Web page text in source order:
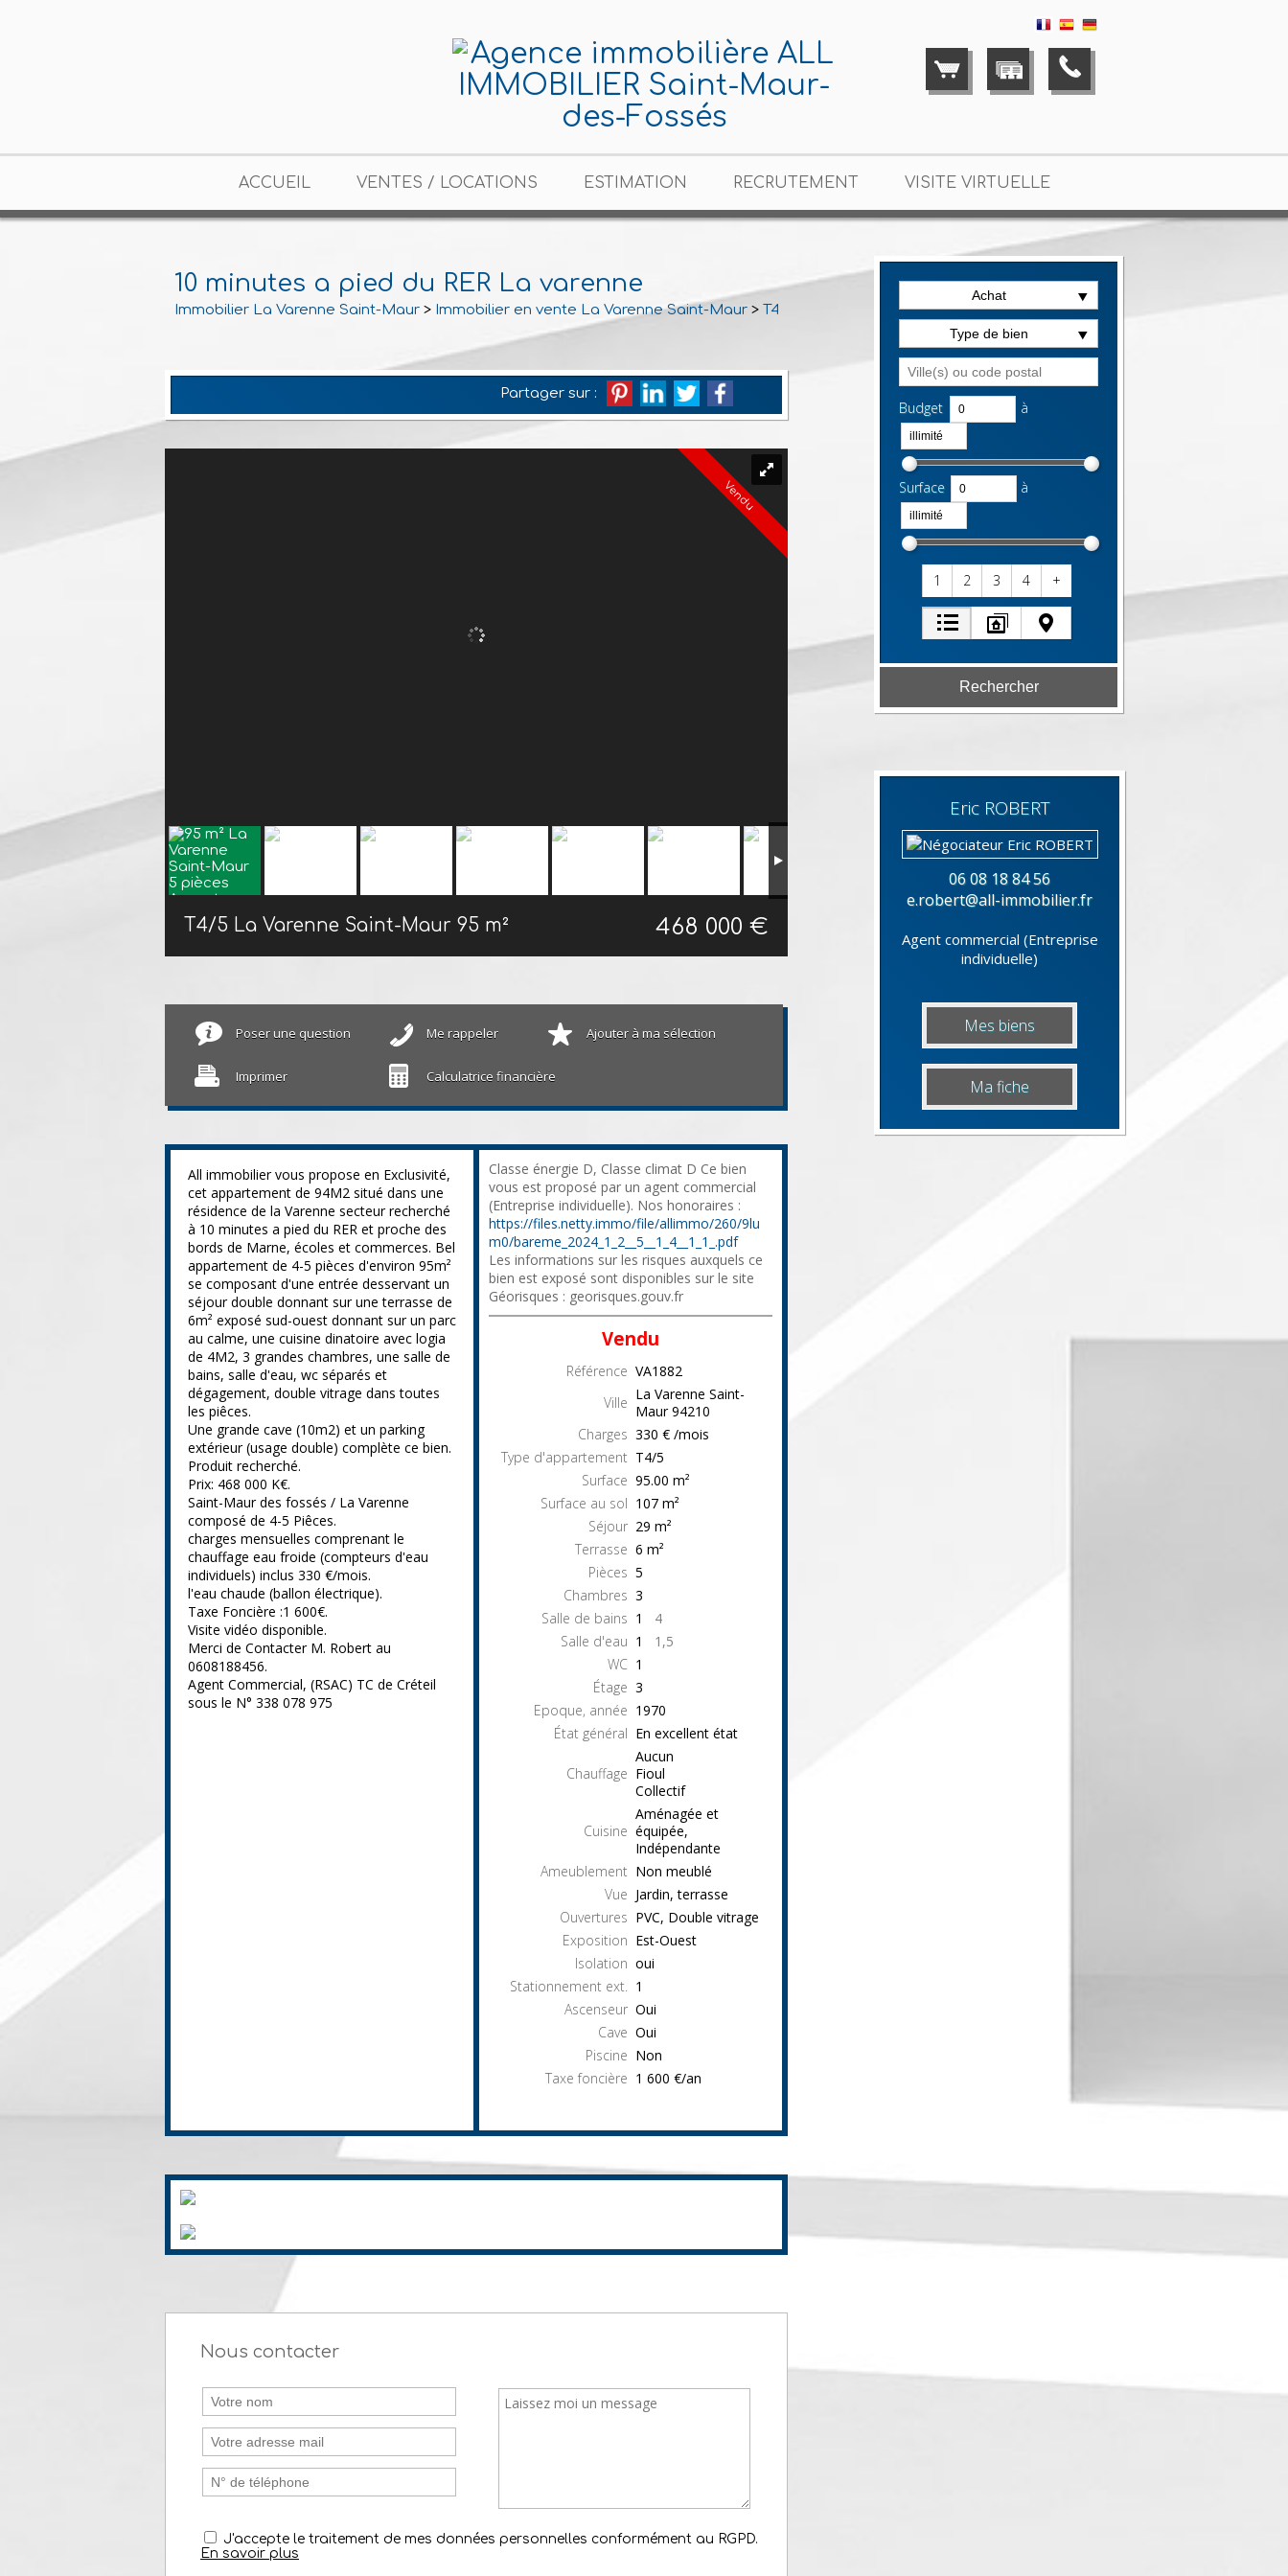
ACCUEIL VENTES / LOCATIONS ESTIMATION RECRUTEMENT VISITE VIRTUELLE
Achat
Type de bien
Budget à
Surface à
1 2 3 4 +
Eric ROBERT
06 08 18 84 56
e.robert@all-immobilier.fr
Agent commercial (Entreprise
individuelle)
Mes biens
Ma fiche
10 minutes a pied du RER La varenne
Immobilier La Varenne Saint-Maur > Immobilier en vente La Varenne Saint-Maur > T4/5 en vente La Varenne Saint-Maur > T4/5 VA1882
Partager sur :
Vendu
T4/5 La Varenne Saint-Maur 95 m² 468 000 €
Poser une question Me rappeler Ajouter à ma sélection
Imprimer Calculatrice financière
All immobilier vous propose en Exclusivité,
cet appartement de 94M2 situé dans une
résidence de la Varenne secteur recherché
à 10 minutes a pied du RER et proche des
bords de Marne, écoles et commerces. Bel
appartement de 4-5 pièces d'environ 95m²
se composant d'une entrée desservant un
séjour double donnant sur une terrasse de
6m² exposé sud-ouest donnant sur un parc
au calme, une cuisine dinatoire avec logia
de 4M2, 3 grandes chambres, une salle de
bains, salle d'eau, wc séparés et
dégagement, double vitrage dans toutes
les piêces.
Une grande cave (10m2) et un parking
extérieur (usage double) complète ce bien.
Produit recherché.
Prix: 468 000 K€.
Saint-Maur des fossés / La Varenne
composé de 4-5 Piêces.
charges mensuelles comprenant le
chauffage eau froide (compteurs d'eau
individuels) inclus 330 €/mois.
l'eau chaude (ballon électrique).
Taxe Foncière :1 600€.
Visite vidéo disponible.
Merci de Contacter M. Robert au
0608188456.
Agent Commercial, (RSAC) TC de Créteil
sous le N° 338 078 975
Classe énergie D, Classe climat D Ce bien
vous est proposé par un agent commercial
(Entreprise individuelle). Nos honoraires :
https://files.netty.immo/file/allimmo/260/9lu
m0/bareme_2024_1_2__5__1_4__1_1_.pdf
Les informations sur les risques auxquels ce
bien est exposé sont disponibles sur le site
Géorisques : georisques.gouv.fr
Vendu
Référence VA1882
Ville La Varenne Saint-
Maur94210
Charges 330 € /mois
Type d'appartement T4/5
Surface 95.00 m²
Surface au sol 107 m²
Séjour 29 m²
Terrasse 6 m²
Pièces 5
Chambres 3
Salle de bains 1 4
Salle d'eau 1 1,5
WC 1
Étage 3
Epoque, année 1970
État général En excellent état
Chauffage
Aucun
Fioul
Collectif
Cuisine
Aménagée et
équipée,
Indépendante
Ameublement Non meublé
Vue Jardin, terrasse
Ouvertures PVC, Double vitrage
Exposition Est-Ouest
Isolation oui
Stationnement ext. 1
Ascenseur Oui
Cave Oui
Piscine Non
Taxe foncière 1 600 €/an
Nous contacter
J'accepte le traitement de mes données personnelles conformément au RGPD.
En savoir plus